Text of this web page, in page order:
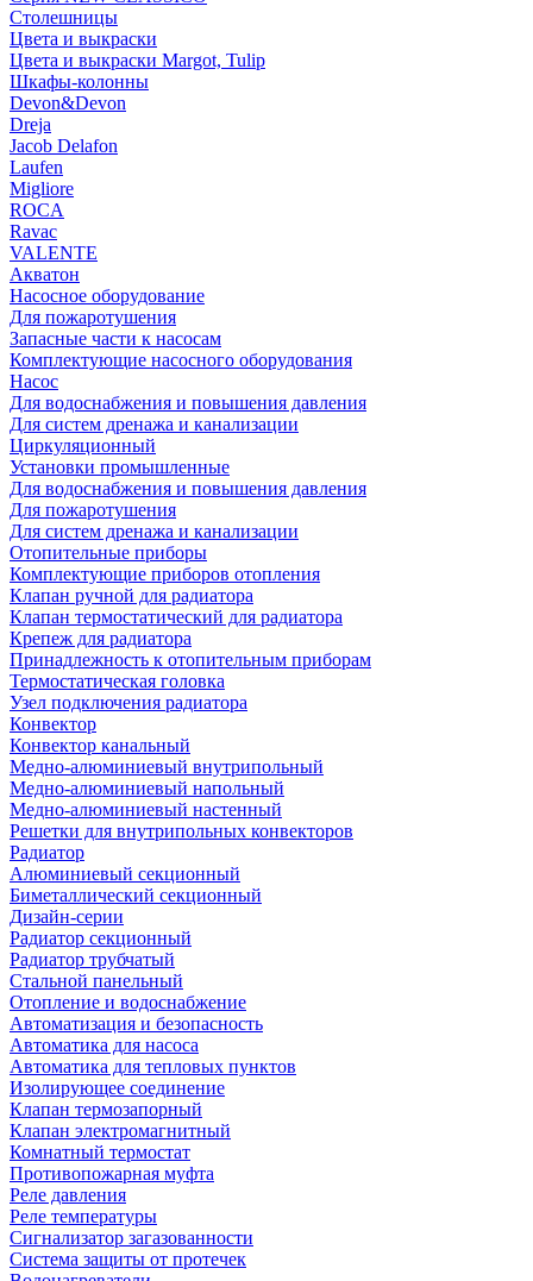
Столешницы
Цвета и выкраски
Цвета и выкраски Margot, Tulip
Шкафы-колонны
Devon&Devon
Dreja
Jacob Delafon
Laufen
Migliore
ROCA
Rаvac
VALENTE
Акватон
Насосное оборудование
Для пожаротушения
Запасные части к насосам
Комплектующие насосного оборудования
Насос
Для водоснабжения и повышения давления
Для систем дренажа и канализации
Циркуляционный
Установки промышленные
Для водоснабжения и повышения давления
Для пожаротушения
Для систем дренажа и канализации
Отопительные приборы
Комплектующие приборов отопления
Клапан ручной для радиатора
Клапан термостатический для радиатора
Крепеж для радиатора
Принадлежность к отопительным приборам
Термостатическая головка
Узел подключения радиатора
Конвектор
Конвектор канальный
Медно-алюминиевый внутрипольный
Медно-алюминиевый напольный
Медно-алюминиевый настенный
Решетки для внутрипольных конвекторов
Радиатор
Алюминиевый секционный
Биметаллический секционный
Дизайн-серии
Радиатор секционный
Радиатор трубчатый
Стальной панельный
Отопление и водоснабжение
Автоматизация и безопасность
Автоматика для насоса
Автоматика для тепловых пунктов
Изолирующее соединение
Клапан термозапорный
Клапан электромагнитный
Комнатный термостат
Противопожарная муфта
Реле давления
Реле температуры
Сигнализатор загазованности
Система защиты от протечек